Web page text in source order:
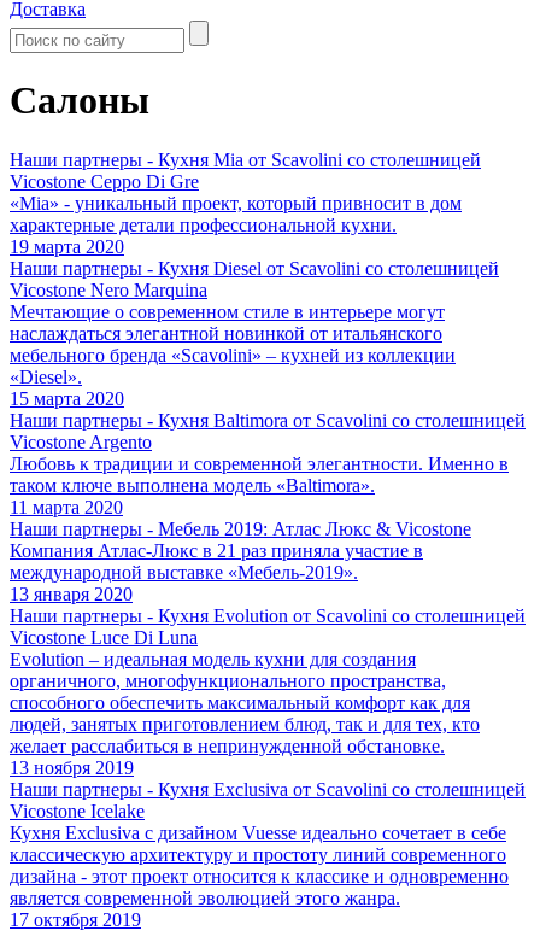
Доставка
Салоны
Наши партнеры - Кухня Mia от Scavolini со столешницей
Vicostone Ceppo Di Gre
«Mia» - уникальный проект, который привносит в дом
характерные детали профессиональной кухни.
19 марта 2020
Наши партнеры - Кухня Diesel от Scavolini со столешницей
Vicostone Nero Marquina
Мечтающие о современном стиле в интерьере могут
наслаждаться элегантной новинкой от итальянского
мебельного бренда «Scavolini» – кухней из коллекции
«Diesel».
15 марта 2020
Наши партнеры - Кухня Baltimora от Scavolini со столешницей
Vicostone Argento
Любовь к традиции и современной элегантности. Именно в
таком ключе выполнена модель «Baltimora».
11 марта 2020
Наши партнеры - Мебель 2019: Атлас Люкс & Vicostone
Компания Атлас-Люкс в 21 раз приняла участие в
международной выставке «Мебель-2019».
13 января 2020
Наши партнеры - Кухня Evolution от Scavolini со столешницей
Vicostone Luce Di Luna
Evolution – идеальная модель кухни для создания
органичного, многофункционального пространства,
способного обеспечить максимальный комфорт как для
людей, занятых приготовлением блюд, так и для тех, кто
желает расслабиться в непринужденной обстановке.
13 ноября 2019
Наши партнеры - Кухня Exclusiva от Scavolini со столешницей
Vicostone Icelake
Кухня Exclusiva с дизайном Vuesse идеально сочетает в себе
классическую архитектуру и простоту линий современного
дизайна - этот проект относится к классике и одновременно
является современной эволюцией этого жанра.
17 октября 2019